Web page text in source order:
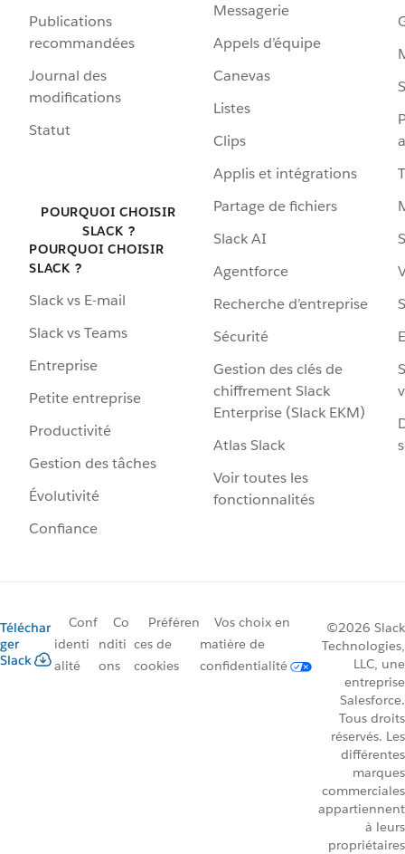
Publications
recommandées
Journal des
modifications
Statut
POURQUOI CHOISIR
SLACK ?
POURQUOI CHOISIR
SLACK ?
Slack vs E-mail
Slack vs Teams
Entreprise
Petite entreprise
Productivité
Gestion des tâches
Évolutivité
Confiance
Messagerie
Appels d’équipe
Canevas
Listes
Clips
Applis et intégrations
Partage de fichiers
Slack AI
Agentforce
Recherche d’entreprise
Sécurité
Gestion des clés de
chiffrement Slack
Enterprise (Slack EKM)
Atlas Slack
Voir toutes les
fonctionnalités
Téléchar
ger
Slack
Conf
identi
alité
Co
nditi
ons
Préféren
ces de
cookies
Vos choix en
matière de
confidentialité
©2026 Slack
Technologies,
LLC, une
entreprise
Salesforce.
Tous droits
réservés. Les
différentes
marques
commerciales
appartiennent
à leurs
propriétaires